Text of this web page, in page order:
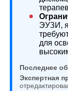
ЭУЗИ,
для
Последнее
Экспертная